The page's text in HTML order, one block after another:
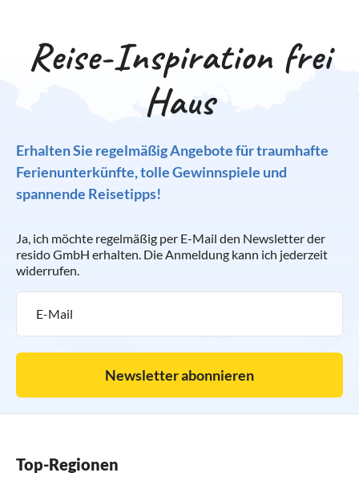
Reise-Inspiration frei
Haus
Erhalten Sie regelmäßig Angebote für traumhafte
Ferienunterkünfte, tolle Gewinnspiele und
spannende Reisetipps!
Ja, ich möchte regelmäßig per E-Mail den Newsletter der
resido GmbH erhalten. Die Anmeldung kann ich jederzeit
widerrufen.
Newsletter abonnieren
Top-Regionen